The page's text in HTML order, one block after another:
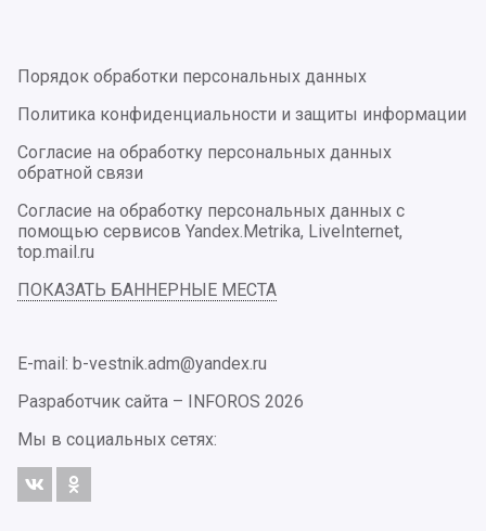
Порядок обработки персональных данных
Политика конфиденциальности и защиты информации
Согласие на обработку персональных данных
обратной связи
Согласие на обработку персональных данных с
помощью сервисов Yandex.Metrika, LiveInternet,
top.mail.ru
ПОКАЗАТЬ БАННЕРНЫЕ МЕСТА
E-mail: b-vestnik.adm@yandex.ru
Разработчик сайта – INFOROS 2026
Мы в социальных сетях: